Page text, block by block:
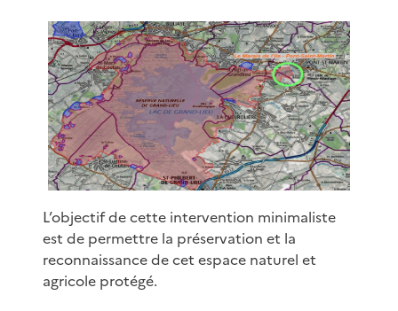
L’objectif de cette intervention minimaliste
est de permettre la préservation et la
reconnaissance de cet espace naturel et
agricole protégé.